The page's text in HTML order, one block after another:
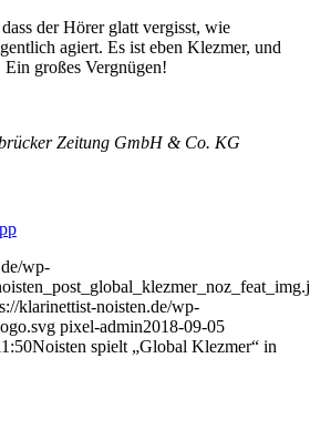
der Hörer glatt vergisst, wie
agiert. Es ist eben Klezmer, und
großes Vergnügen!
Zeitung GmbH & Co. KG
wp-
klarinettist-noisten.de/wp-
pixel-admin2018-09-05
Noisten spielt „Global Klezmer“ in